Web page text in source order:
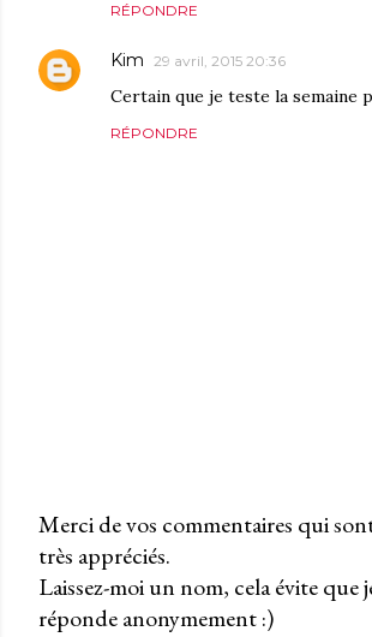
RÉPONDRE
Kim 29 avril, 2015 20:36
Certain que je teste la semaine
RÉPONDRE
P
u
b
Merci de vos commentaires qui
très appréciés.
Laissez-moi un nom, cela évite que
réponde anonymement :)